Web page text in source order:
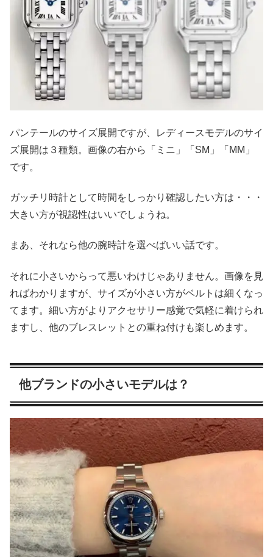
パンテールのサイズ展開ですが、レディースモデルのサイ
ズ展開は３種類。画像の右から「ミニ」「SM」「MM」
です。
ガッチリ時計として時間をしっかり確認したい方は・・・
大きい方が視認性はいいでしょうね。
まあ、それなら他の腕時計を選べばいい話です。
それに小さいからって悪いわけじゃありません。画像を見
ればわかりますが、サイズが小さい方がベルトは細くなっ
てます。細い方がよりアクセサリー感覚で気軽に着けられ
ますし、他のブレスレットとの重ね付けも楽しめます。
他ブランドの小さいモデルは？